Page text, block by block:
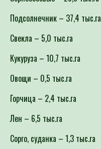
Подсолнечник – 37,4 тыс.га
Свекла – 5,0 тыс.га
Кукуруза – 10,7 тыс.га
Овощи – 0,5 тыс.га
Горчица – 2,4 тыс.га
Лен – 6,5 тыс.га
Сорго, суданка – 1,3 тыс.га